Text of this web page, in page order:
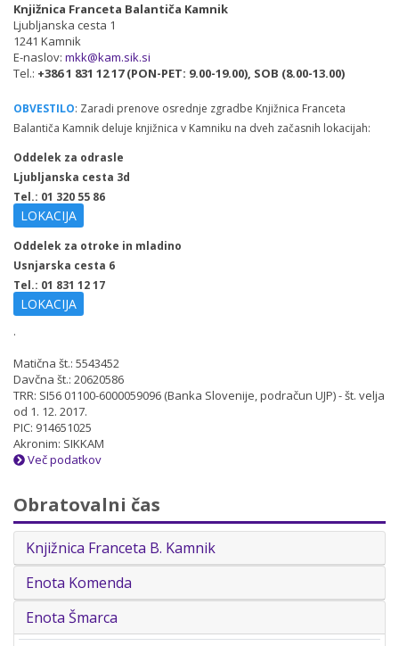
Knjižnica Franceta Balantiča Kamnik
Ljubljanska cesta 1
1241 Kamnik
E-naslov: mkk@kam.sik.si
Tel.: +386 1 831 12 17 (PON-PET: 9.00-19.00), SOB (8.00-13.00)
OBVESTILO: Zaradi prenove osrednje zgradbe Knjižnica Franceta
Balantiča Kamnik deluje knjižnica v Kamniku na dveh začasnih lokacijah:
Oddelek za odrasle
Ljubljanska cesta 3d
Tel.: 01 320 55 86
LOKACIJA
Oddelek za otroke in mladino
Usnjarska cesta 6
Tel.: 01 831 12 17
LOKACIJA
.
Matična št.: 5543452
Davčna št.: 20620586
TRR: SI56 01100-6000059096 (Banka Slovenije, podračun UJP) - št. velja
od 1. 12. 2017.
PIC: 914651025
Akronim: SIKKAM
Več podatkov
Obratovalni čas
Knjižnica Franceta B. Kamnik
Enota Komenda
Enota Šmarca